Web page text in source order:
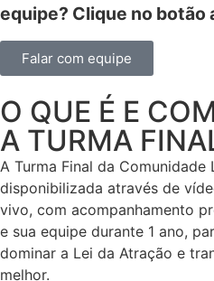
equipe? Clique no botão
Falar com equipe
O QUE É E
A TURMA
A Turma Final da Comunidade
disponibilizada através de
vivo, com acompanhamento
e sua equipe durante 1 ano,
dominar a Lei da Atração e
melhor.